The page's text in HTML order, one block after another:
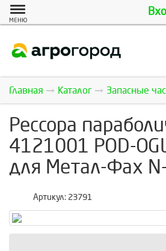
МЕНЮ
Главная Каталог Запасные
Рессора
4121001 POD-
для Метал-Фах
Артикул: 23791